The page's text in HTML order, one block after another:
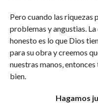
Pero cuando las riquezas
problemas y angustias.
honesto es lo que Dios
para su obra y creemos
nuestras manos,
bien.
Hagamos